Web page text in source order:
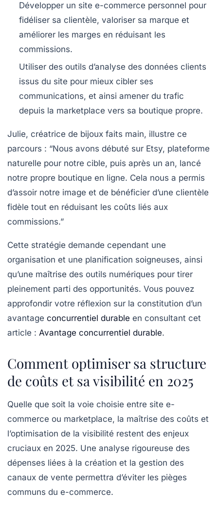
Développer un site e-commerce personnel pour
fidéliser sa clientèle, valoriser sa marque et
améliorer les marges en réduisant les
commissions.
Utiliser des outils d’analyse des données clients
issus du site pour mieux cibler ses
communications, et ainsi amener du trafic
depuis la marketplace vers sa boutique propre.
Julie, créatrice de bijoux faits main, illustre ce
parcours : “Nous avons débuté sur Etsy, plateforme
naturelle pour notre cible, puis après un an, lancé
notre propre boutique en ligne. Cela nous a permis
d’assoir notre image et de bénéficier d’une clientèle
fidèle tout en réduisant les coûts liés aux
commissions.”
Cette stratégie demande cependant une
organisation et une planification soigneuses, ainsi
qu’une maîtrise des outils numériques pour tirer
pleinement parti des opportunités. Vous pouvez
approfondir votre réflexion sur la constitution d’un
avantage concurrentiel durable en consultant cet
article : Avantage concurrentiel durable.
Comment optimiser sa structure
de coûts et sa visibilité en 2025
Quelle que soit la voie choisie entre site e-
commerce ou marketplace, la maîtrise des coûts et
l’optimisation de la visibilité restent des enjeux
cruciaux en 2025. Une analyse rigoureuse des
dépenses liées à la création et la gestion des
canaux de vente permettra d’éviter les pièges
communs du e-commerce.